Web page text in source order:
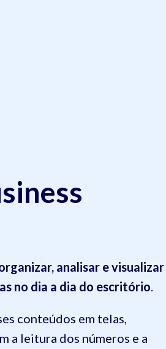
analisar e visualizar
no dia a dia do escritório
conteúdos em telas,
a leitura dos números e a